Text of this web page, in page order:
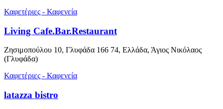
Καφετέριες - Καφενεία
Living Cafe.Bar.Restaurant
Ζησιμοπούλου 10, Γλυφάδα 166 74, Ελλάδα, Άγιος Νικόλαος
(Γλυφάδα)
Καφετέριες - Καφενεία
latazza bistro